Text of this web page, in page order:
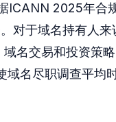
ICANN 2025年合
对于域名持有人
名交易和投资策
名尽职调查平均